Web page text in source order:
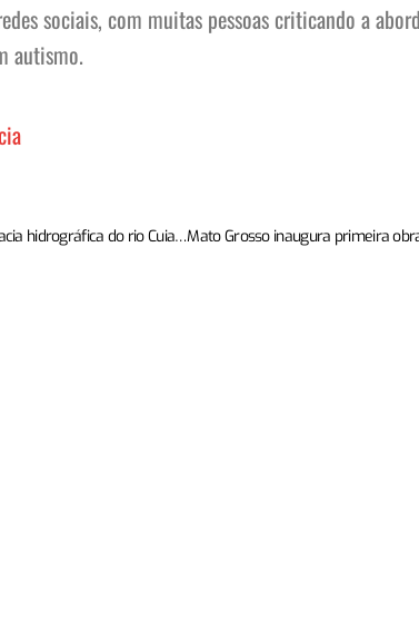
sociais, com muitas pessoas criticando a
autismo.
Lei assegura preservação e revitalização da bacia hidrográfica do rio Cuiabá em Mato Grosso